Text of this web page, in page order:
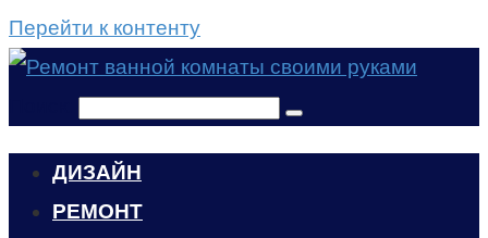
Перейти к контенту
ДИЗАЙН
РЕМОНТ